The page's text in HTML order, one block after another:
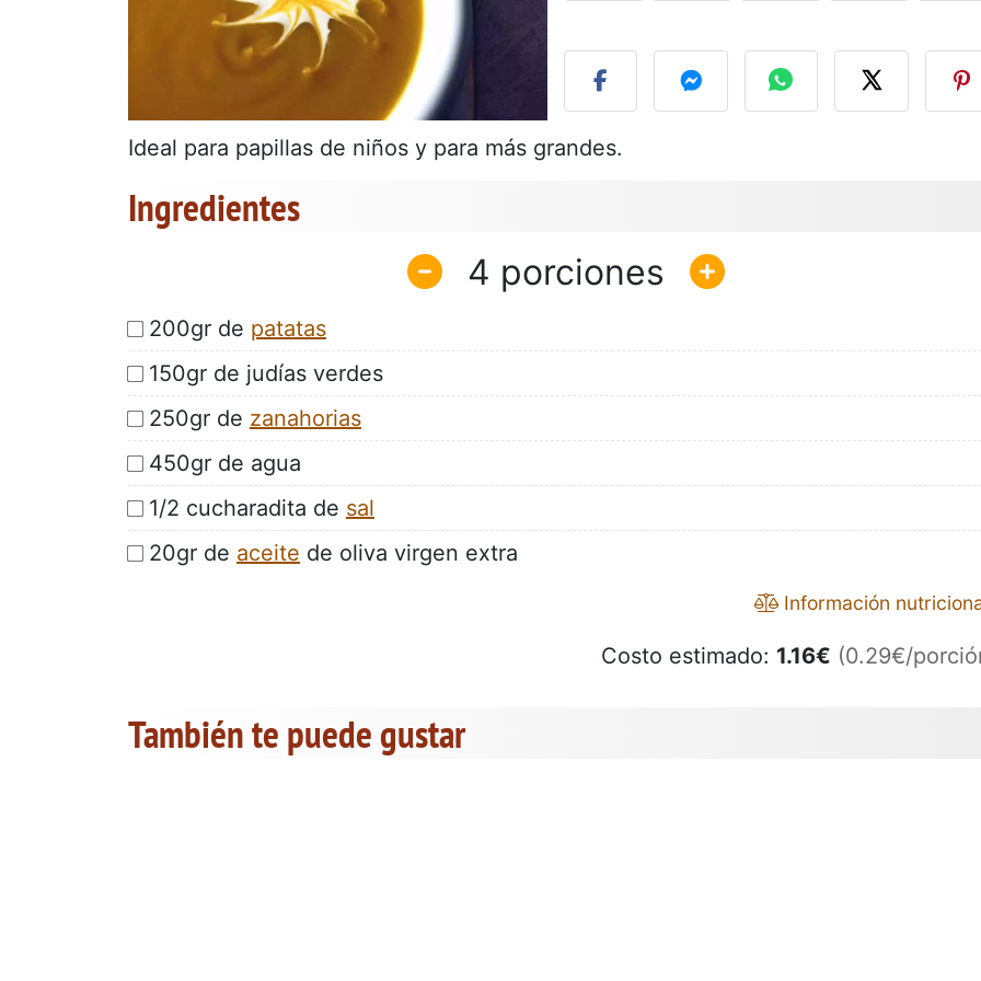
Ideal para papillas de niños y para más grandes.
Ingredientes
4
200gr de patatas
150gr de judías verdes
250gr de zanahorias
450gr de agua
1/2 cucharadita de sal
20gr de aceite de oliva virgen extra
Información
Costo estimado: 1.16€ (0.29€/
También te puede gustar